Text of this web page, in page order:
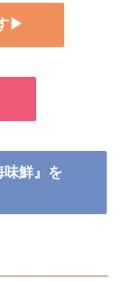
▶
鮮』を